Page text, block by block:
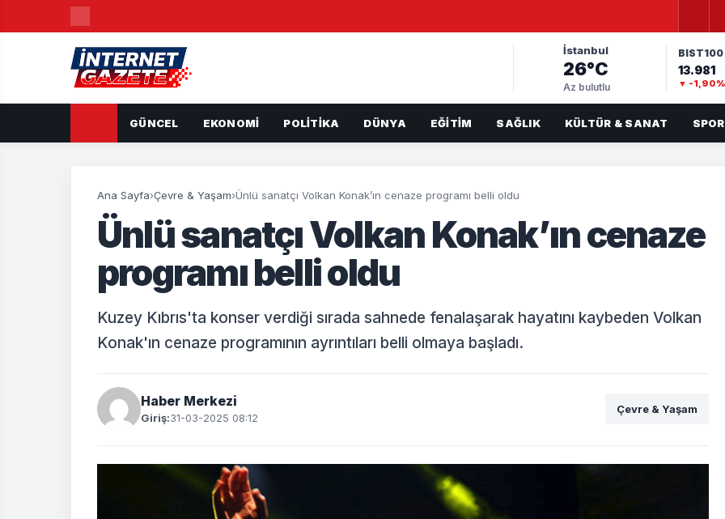
İstanbul
26°C
Az bulutlu
BIST100
13.981
▼ -1,90%
GÜNCEL EKONOMI POLITIKA DÜNYA EĞITIM SAĞLIK KÜLTÜR & SANAT SPOR
Ana Sayfa›Çevre & Yaşam›Ünlü sanatçı Volkan Konak’ın cenaze programı belli oldu
Ünlü sanatçı Volkan Konak’ın cenaze
programı belli oldu
Kuzey Kıbrıs'ta konser verdiği sırada sahnede fenalaşarak hayatını kaybeden Volkan
Konak'ın cenaze programının ayrıntıları belli olmaya başladı.
Haber Merkezi
Giriş:31-03-2025 08:12
Çevre & Yaşam